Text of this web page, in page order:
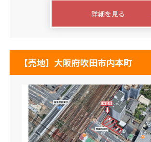
詳細を見る
【売地】大阪府吹田市内本町